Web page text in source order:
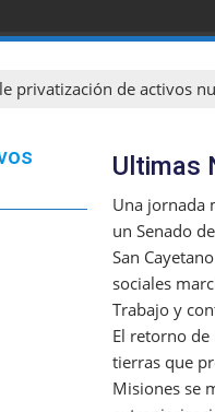
privatización de activos
Ultimas
Una jornada
un Senado
San
sociales
Trabajo y
El retorno de
tierras que
Misiones se